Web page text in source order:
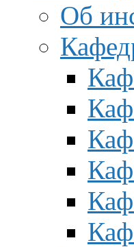
Об